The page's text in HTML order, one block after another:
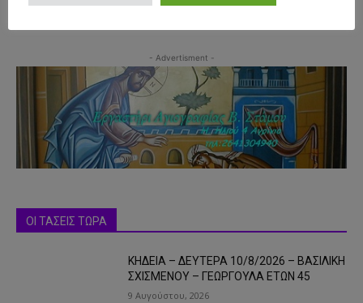
- Advertisment -
ΟΙ ΤΑΣΕΙΣ ΤΩΡΑ
ΚΗΔΕΙΑ – ΔΕΥΤΕΡΑ 10/8/2026 – ΒΑΣΙΛΙΚΗ
ΣΧΙΣΜΕΝΟΥ – ΓΕΩΡΓΟΥΛΑ ΕΤΩΝ 45
9 Αυγούστου, 2026